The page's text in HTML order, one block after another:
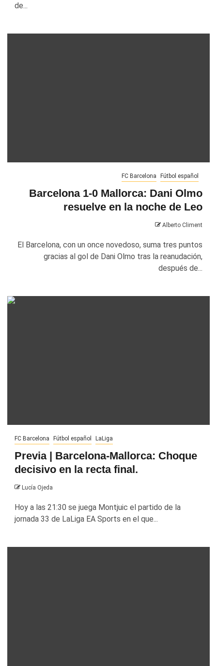
de...
FC Barcelona Fútbol español
Barcelona 1-0 Mallorca: Dani Olmo
resuelve en la noche de Leo
Alberto Climent
El Barcelona, con un once novedoso, suma tres puntos
gracias al gol de Dani Olmo tras la reanudación,
después de...
FC Barcelona Fútbol español LaLiga
Previa | Barcelona-Mallorca: Choque
decisivo en la recta final.
Lucía Ojeda
Hoy a las 21:30 se juega Montjuic el partido de la
jornada 33 de LaLiga EA Sports en el que...